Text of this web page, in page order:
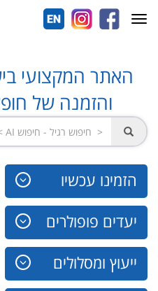
האתר המקצועי
והזמנה של
הזמינו עכשיו
יעדים פופולרים
ייעוץ ומסלולים
Toggle
navigation